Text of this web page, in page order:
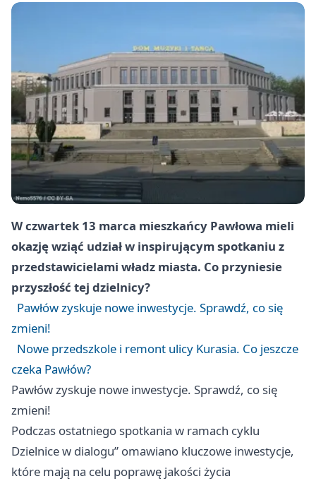
W czwartek 13 marca mieszkańcy Pawłowa mieli
okazję wziąć udział w inspirującym spotkaniu z
przedstawicielami władz miasta. Co przyniesie
przyszłość tej dzielnicy?
Pawłów zyskuje nowe inwestycje. Sprawdź, co się
zmieni!
Nowe przedszkole i remont ulicy Kurasia. Co jeszcze
czeka Pawłów?
Pawłów zyskuje nowe inwestycje. Sprawdź, co się
zmieni!
Podczas ostatniego spotkania w ramach cyklu
Dzielnice w dialogu” omawiano kluczowe inwestycje,
które mają na celu poprawę jakości życia